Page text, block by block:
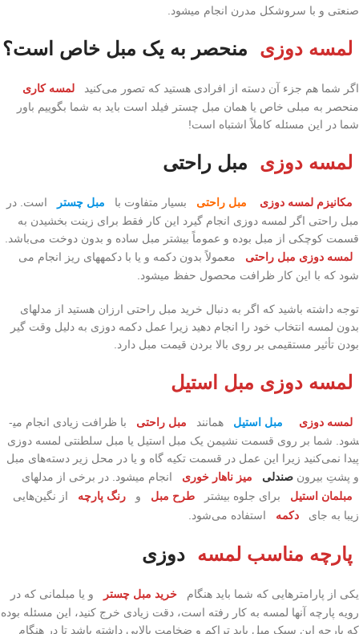
صنعتی و با سروشکل مدرن انجام می­شود.
لمسه دوزی منحصر به یک مبل خاص است؟
اگر شما هم جزء آن دسته از افرادی هستید که تصور می­‌کنید
لمسه کاری
منحصر به مبلی خاص یا همان مبل چستر فیلد است باید به شما بگوییم باور
شما در این مسئله کاملاً اشتباه است!
لمسه دوزی مبل راحتی
مکانیزم لمسه دوزی مبل راحتی بسیار متفاوت با مبل چستر
است. در
مبل راحتی اگر لمسه دوزی انجام گیرد این کار فقط برای زینت بخشیدن به
قسمت کوچکی از مبل بوده و عموماً بیشتر مبل ساده و بدون دوخت می­‌باشد.
لمسه دوزی مبل راحتی
معمولاً بدون دکمه و یا با دکمه­های ریز انجام می­‌
شود که با این کار ظرافت محصول حفظ می­شود.
توجه داشته باشید که اگر به دنبال خرید مبل راحتی ارزان هستید از مدل­های
بدون لمسه انتخاب خود را انجام دهید زیرا عمل دکمه دوزی به دلیل وقت گیر
بودن تأثیر مستقیمی بر روی بالا بردن قیمت مبل دارد.
لمسه دوزی مبل استیل
لمسه دوزی مبل استیل همانند مبل راحتی
با ظرافت زیادی انجام می­
شود. شما بر روی قسمت نشیمن یک مبل استیل یا مبل سلطنتی لمسه دوزی
پیدا نمی­‌کنید زیرا این عمل در قسمت تکیه گاه و یا در محل زیر دسته‌­های مبل
و پشتِ بیرون صندلی میز ناهار خوری
انجام می­شود. در برخی از مدل­های
مبلمان استیل
برای جلوه بیشتر طرح مبل و رنگ پارچه
از نگین‌­هایی
زیبا به جای
دکمه استفاده می­‌شود.
پارچه مناسب لمسه دوزی
یکی از پارامترهایی که شما باید هنگام خرید مبل چستر
و یا مبلمانی که در
رویه پارچه آنها لمسه به کار رفته است، دقت زیادی خرج کنید، این مسئله بوده
که پارچه این سبک مبل باید تراکم و ضخامت بالایی داشته باشد تا در هنگام